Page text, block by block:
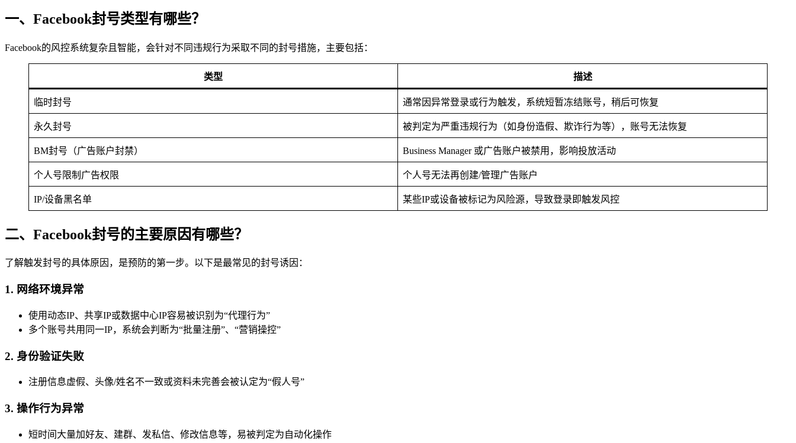
一、Facebook封号类型有哪些？
Facebook的风控系统复杂且智能，会针对不同违规行为采取不同的封号措施，主要包括：
类型 描述
临时封号 通常因异常登录或行为触发，系统短暂冻结账号，稍后可恢复
永久封号 被判定为严重违规行为（如身份造假、欺诈行为等），账号无法恢复
BM封号（广告账户封禁） Business Manager 或广告账户被禁用，影响投放活动
个人号限制广告权限 个人号无法再创建/管理广告账户
IP/设备黑名单 某些IP或设备被标记为风险源，导致登录即触发风控
二、Facebook封号的主要原因有哪些？
了解触发封号的具体原因，是预防的第一步。以下是最常见的封号诱因：
1. 网络环境异常
使用动态IP、共享IP或数据中心IP容易被识别为“代理行为”
多个账号共用同一IP，系统会判断为“批量注册”、“营销操控”
2. 身份验证失败
注册信息虚假、头像/姓名不一致或资料未完善会被认定为“假人号”
3. 操作行为异常
短时间大量加好友、建群、发私信、修改信息等，易被判定为自动化操作